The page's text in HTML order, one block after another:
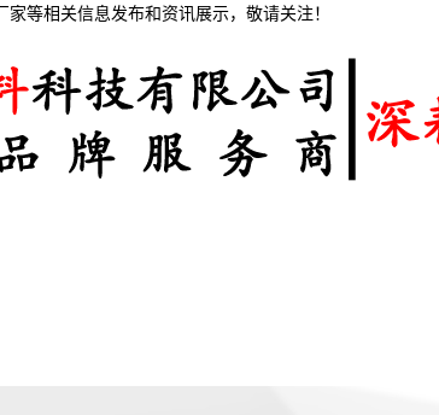
等相关信息发布和资讯展示，敬请关注！